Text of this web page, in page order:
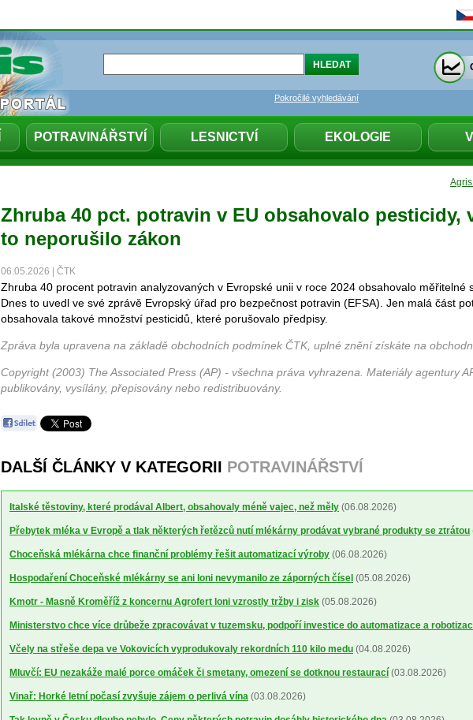
POTRAVINÁŘSTVÍ LESNICTVÍ EKOLOGIE
Pokročilé vyhledávání
Zhruba 40 pct. potravin v EU obsahovalo pesticidy,
to neporušilo zákon
06.05.2026 | ČTK
Zhruba 40 procent potravin analyzovaných v Evropské unii v roce 2024 obsahovalo měřitelné
Dnes to uvedl ve své zprávě Evropský úřad pro bezpečnost potravin (EFSA). Jen malá část
obsahovala takové množství pesticidů, které porušovalo předpisy.
Zpráva byla upravena na základě obchodních podmínek ČTK, uplné znění získáte na
Copyright (2003) The Associated Press (AP) - všechna práva vyhrazena. Materiály agentury
publikovány, vysílány, přepisovány nebo redistribuovány.
DALŠÍ ČLÁNKY V KATEGORII POTRAVINÁŘSTVÍ
Italské těstoviny, které prodával Albert, obsahovaly méně vajec, než měly (06.08.2026)
Přebytek mléka v Evropě a tlak některých řetězců nutí mlékárny prodávat vybrané produkty se ztrátou
Choceňská mlékárna chce finanční problémy řešit automatizací výroby (06.08.2026)
Hospodaření Choceňské mlékárny se ani loni nevymanilo ze záporných čísel (05.08.2026)
Kmotr - Masně Kroměříž z koncernu Agrofert loni vzrostly tržby i zisk (05.08.2026)
Ministerstvo chce více drůbeže zpracovávat v tuzemsku, podpoří investice do automatizace a
Včely na střeše depa ve Vokovicích vyprodukovaly rekordních 110 kilo medu (04.08.2026)
Mluvčí: EU nezakáže malé porce omáček či smetany, omezení se dotknou restaurací (03.08.2026)
Vinař: Horké letní počasí zvyšuje zájem o perlivá vína (03.08.2026)